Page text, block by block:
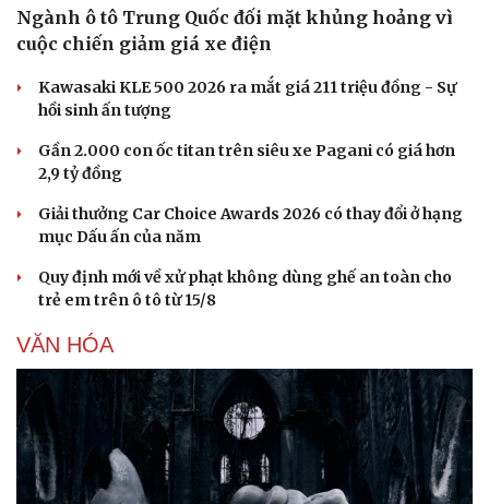
Săn Tour
check-in
Đọc truyện đêm khuya
Cửa sổ tình yêu
Kể chuyện cho bé
Hạt giống tâm hồn
Ngành ô tô Trung Quốc đối mặt khủng hoảng vì
cuộc chiến giảm giá xe điện
Kawasaki KLE 500 2026 ra mắt giá 211 triệu đồng - Sự
hồi sinh ấn tượng
Gần 2.000 con ốc titan trên siêu xe Pagani có giá hơn
2,9 tỷ đồng
Giải thưởng Car Choice Awards 2026 có thay đổi ở hạng
mục Dấu ấn của năm
Quy định mới về xử phạt không dùng ghế an toàn cho
trẻ em trên ô tô từ 15/8
VĂN HÓA